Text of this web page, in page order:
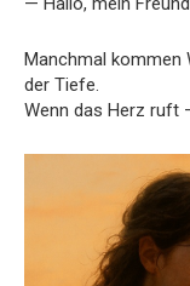
Manchmal kommen
der Tiefe.
Wenn das Herz ruft